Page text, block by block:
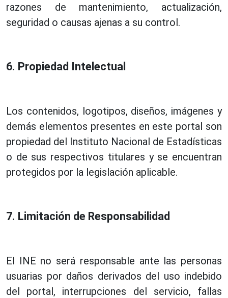
razones de mantenimiento, actualización,
seguridad o causas ajenas a su control.
6. Propiedad Intelectual
Los contenidos, logotipos, diseños, imágenes y
demás elementos presentes en este portal son
propiedad del Instituto Nacional de Estadísticas
o de sus respectivos titulares y se encuentran
protegidos por la legislación aplicable.
7. Limitación de Responsabilidad
El INE no será responsable ante las personas
usuarias por daños derivados del uso indebido
del portal, interrupciones del servicio, fallas